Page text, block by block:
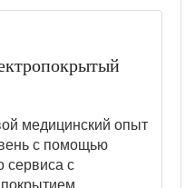
медицинский опыт
с помощью
сервиса с